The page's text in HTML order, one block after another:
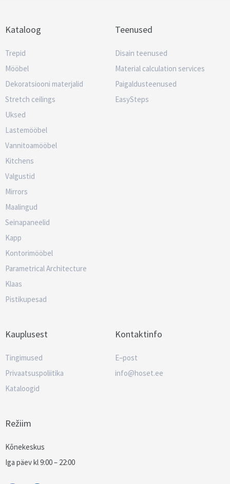
Kataloog
Trepid
Mööbel
Dekoratsiooni materjalid
Stretch ceilings
Uksed
Lastemööbel
Vannitoamööbel
Kitchens
Valgustid
Mirrors
Maalingud
Seinapaneelid
Kapp
Kontorimööbel
Parametrical Architecture
Klaas
Pistikupesad
Teenused
Disain teenused
Material calculation services
Paigaldusteenused
EasySteps
Kauplusest
Tingimused
Privaatsuspoliitika
Kataloogid
Kontaktinfo
E–post
info@hoset.ee
Režiim
Kõnekeskus
Iga päev kl 9:00 – 22:00